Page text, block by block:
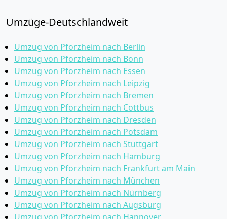
Umzüge-Deutschlandweit
Umzug von Pforzheim nach Berlin
Umzug von Pforzheim nach Bonn
Umzug von Pforzheim nach Essen
Umzug von Pforzheim nach Leipzig
Umzug von Pforzheim nach Bremen
Umzug von Pforzheim nach Cottbus
Umzug von Pforzheim nach Dresden
Umzug von Pforzheim nach Potsdam
Umzug von Pforzheim nach Stuttgart
Umzug von Pforzheim nach Hamburg
Umzug von Pforzheim nach Frankfurt am Main
Umzug von Pforzheim nach München
Umzug von Pforzheim nach Nürnberg
Umzug von Pforzheim nach Augsburg
Umzug von Pforzheim nach Hannover